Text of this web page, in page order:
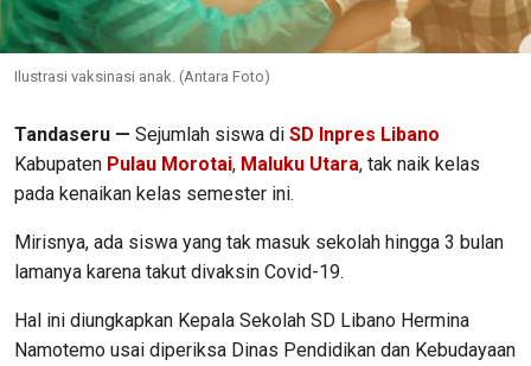
Ilustrasi vaksinasi anak. (Antara Foto)
Tandaseru — Sejumlah siswa di SD Inpres Libano
Kabupaten Pulau Morotai, Maluku Utara, tak naik kelas
pada kenaikan kelas semester ini.
Mirisnya, ada siswa yang tak masuk sekolah hingga 3 bulan
lamanya karena takut divaksin Covid-19.
Hal ini diungkapkan Kepala Sekolah SD Libano Hermina
Namotemo usai diperiksa Dinas Pendidikan dan Kebudayaan